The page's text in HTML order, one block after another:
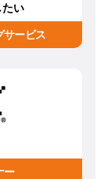
サービス
たい
ー